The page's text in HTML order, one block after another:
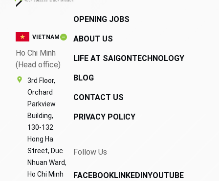
VIETNAM
Ho Chi Minh
(Head office)
3rd Floor,
Orchard
Parkview
Building,
130-132
Hong Ha
Street, Duc
Nhuan Ward,
Ho Chi Minh
OPENING JOBS
ABOUT US
LIFE AT SAIGONTECHNOLOGY
BLOG
CONTACT US
PRIVACY POLICY
Follow Us
FACEBOOKLINKEDINYOUTUBE